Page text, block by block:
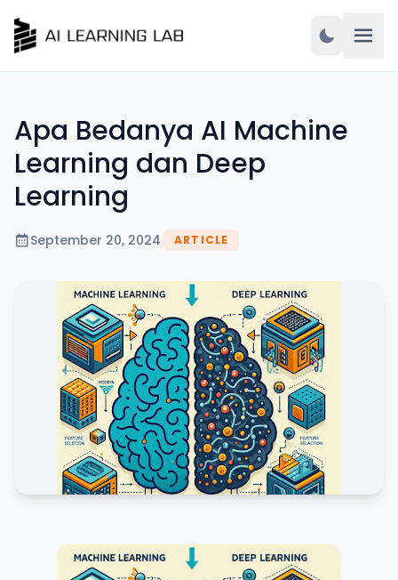
Apa Bedanya AI Machine
Learning dan Deep
Learning
September 20, 2024· ARTICLE